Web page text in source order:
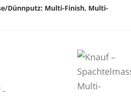
Dünnputz: Multi-Finish, Multi-
–